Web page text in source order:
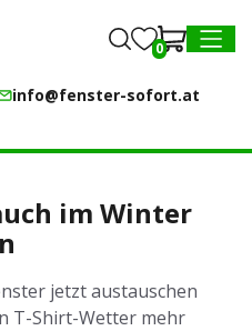
MENU
info@fenster-sofort.at
0
im Winter
jetzt austauschen
T-Shirt-Wetter mehr